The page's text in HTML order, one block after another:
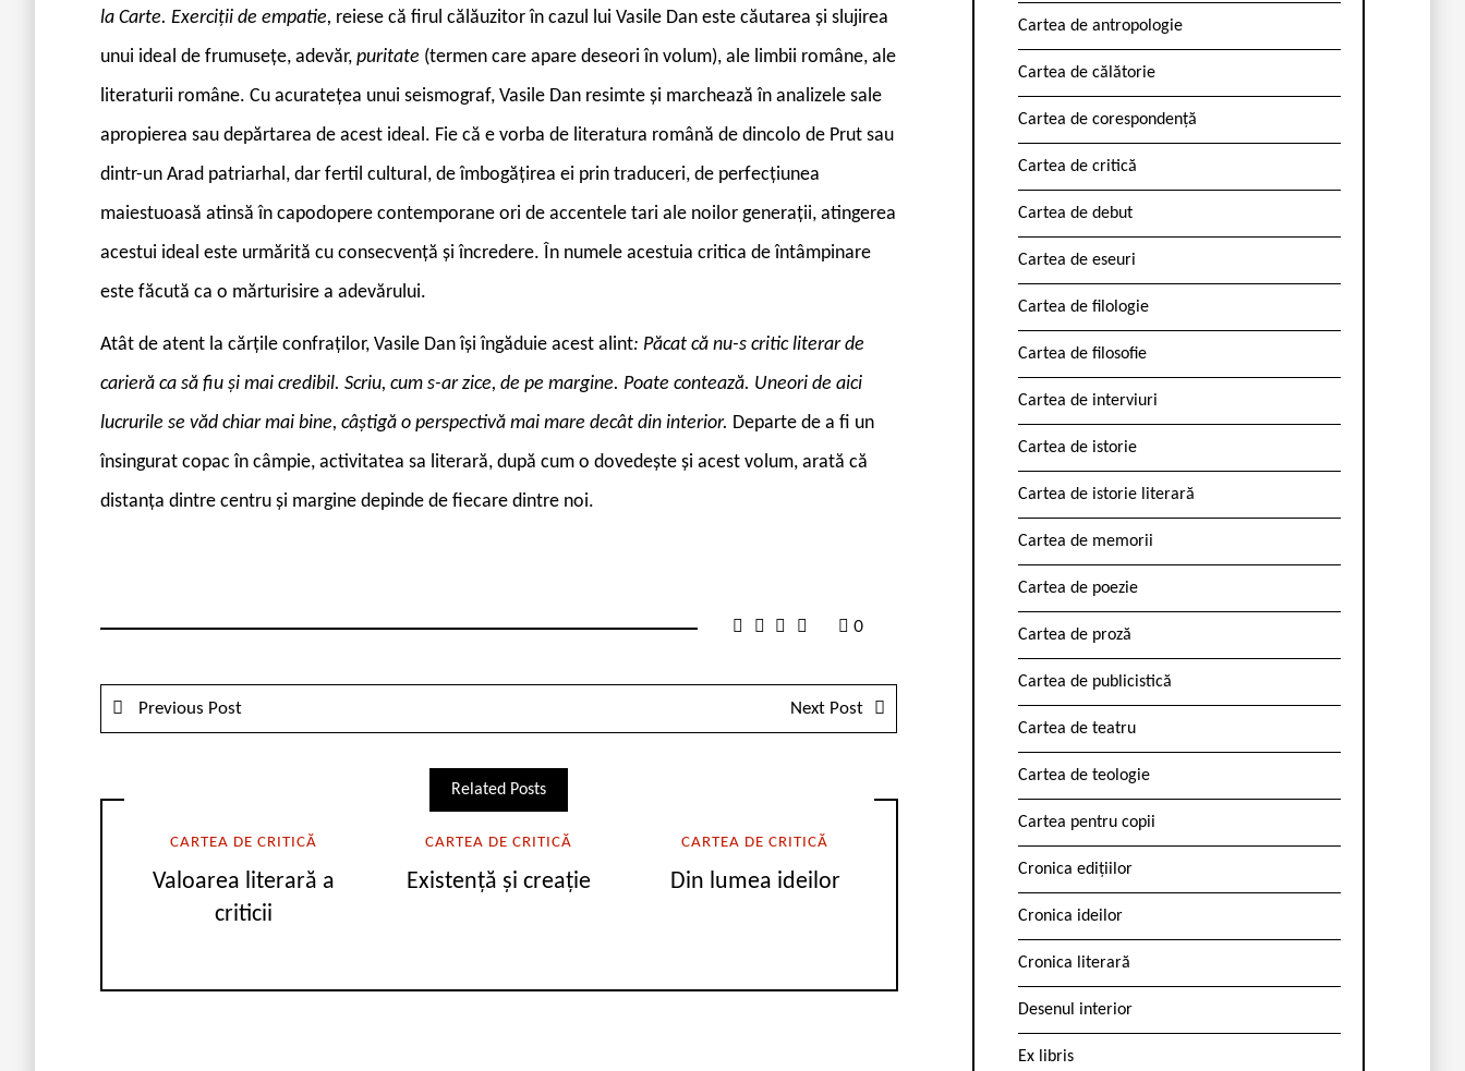
la Carte. Exerciții de empatie, reiese că firul călăuzitor în cazul lui Vasile Dan este căutarea și slujirea
unui ideal de frumusețe, adevăr, puritate (termen care apare deseori în volum), ale limbii române, ale
literaturii române. Cu acuratețea unui seismograf, Vasile Dan resimte și marchează în analizele sale
apropierea sau depărtarea de acest ideal. Fie că e vorba de literatura română de dincolo de Prut sau
dintr-un Arad patriarhal, dar fertil cultural, de îmbogățirea ei prin traduceri, de perfecțiunea
maiestuoasă atinsă în capodopere contemporane ori de accentele tari ale noilor generații, atingerea
acestui ideal este urmărită cu consecvență și încredere. În numele acestuia critica de întâmpinare
este făcută ca o mărturisire a adevărului.
Atât de atent la cărțile confraților, Vasile Dan își îngăduie acest alint: Păcat că nu-s critic literar de
carieră ca să fiu și mai credibil. Scriu, cum s-ar zice, de pe margine. Poate contează. Uneori de aici
lucrurile se văd chiar mai bine, câștigă o perspectivă mai mare decât din interior. Departe de a fi un
însingurat copac în câmpie, activitatea sa literară, după cum o dovedește și acest volum, arată că
distanța dintre centru și margine depinde de fiecare dintre noi.
0
Previous Post Next Post
Related Posts
CARTEA DE CRITICĂ
Valoarea literară a
criticii
CARTEA DE CRITICĂ
Existență și creație
CARTEA DE CRITICĂ
Din lumea ideilor
Cartea de antropologie
Cartea de călătorie
Cartea de corespondență
Cartea de critică
Cartea de debut
Cartea de eseuri
Cartea de filologie
Cartea de filosofie
Cartea de interviuri
Cartea de istorie
Cartea de istorie literară
Cartea de memorii
Cartea de poezie
Cartea de proză
Cartea de publicistică
Cartea de teatru
Cartea de teologie
Cartea pentru copii
Cronica edițiilor
Cronica ideilor
Cronica literară
Desenul interior
Ex libris